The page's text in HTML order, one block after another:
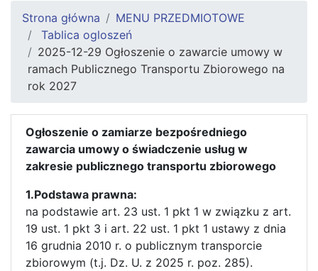
Strona główna
MENU PRZEDMIOTOWE
Tablica ogloszeń
2025-12-29 Ogłoszenie o zawarcie umowy w
ramach Publicznego Transportu Zbiorowego na
rok 2027
Ogłoszenie o zamiarze bezpośredniego
zawarcia umowy o świadczenie usług w
zakresie publicznego transportu zbiorowego
1.Podstawa prawna:
na podstawie art. 23 ust. 1 pkt 1 w związku z art.
19 ust. 1 pkt 3 i art. 22 ust. 1 pkt 1 ustawy z dnia
16 grudnia 2010 r. o publicznym transporcie
zbiorowym (t.j. Dz. U. z 2025 r. poz. 285).